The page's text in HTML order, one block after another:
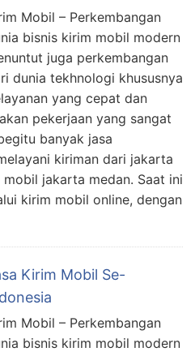
Mobil – Perkembangan
bisnis kirim mobil modern
juga perkembangan
dunia tekhnologi khususnya
yang cepat dan
pekerjaan yang sangat
banyak jasa
kiriman dari jakarta
jakarta medan. Saat ini
kirim mobil online, dengan
Kirim Mobil Se-
Mobil – Perkembangan
bisnis kirim mobil modern